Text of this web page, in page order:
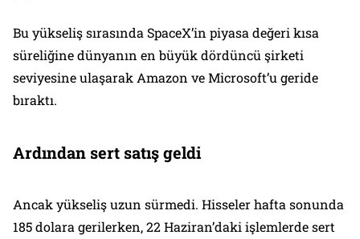
Bu yükseliş sırasında SpaceX’in piyasa değeri kısa
süreliğine dünyanın en büyük dördüncü şirketi
seviyesine ulaşarak Amazon ve Microsoft’u geride
bıraktı.
Ardından sert satış geldi
Ancak yükseliş uzun sürmedi. Hisseler hafta sonunda
185 dolara gerilerken, 22 Haziran’daki işlemlerde sert